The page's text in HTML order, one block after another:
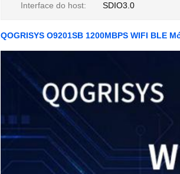
Interface do host: SDIO3.0
QOGRISYS O9201SB 1200MBPS WIFI BLE